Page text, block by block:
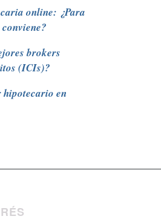
online: ¿Para
brokers
(ICIs)?
hipotecario en